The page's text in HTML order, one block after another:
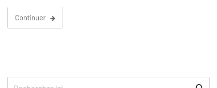
Continuer